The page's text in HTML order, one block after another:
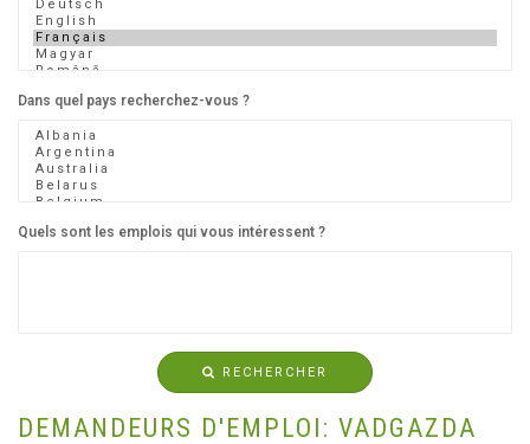
Dans quel pays recherchez-vous ?
Quels sont les emplois qui vous intéressent ?
RECHERCHER
DEMANDEURS D'EMPLOI: VADGAZDA